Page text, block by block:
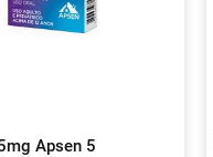
Apsen 5